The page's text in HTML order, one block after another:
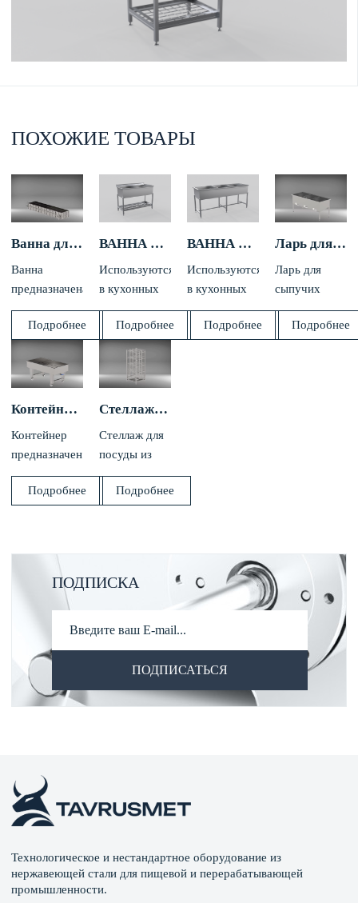
ПОХОЖИЕ ТОВАРЫ
Ванна для соления
Ванна
предназначена
для соления
сыров на
предприятиях
молочной
промышленности.
Подробнее
ВАННА ТЕХНОЛОГИЧЕСКАЯ ДВУХСЕКЦИОННАЯ
Используются
в кухонных
или
посудомоечных
помещениях
организаций
общественного
питания,
производствах.
Подробнее
ВАННА ТЕХНОЛОГИЧЕСКАЯ ТРЕХСЕКЦИОННАЯ
Используются
в кухонных
или
посудомоечных
Подробнее
Ларь для сыпучих продуктов
Ларь для
сыпучих
продуктов
предназначен
Подробнее
Контейнер для соления сыра
Контейнер
предназначен
для соления
сыров на
Подробнее
Стеллажи для сушки и хранения столовой посуды
Стеллаж для
посуды из
нержавеющей
стали
профессиональной
Подробнее
ПОДПИСКА
ПОДПИСАТЬСЯ
Технологическое и нестандартное оборудование из
нержавеющей стали для пищевой и перерабатывающей
промышленности.